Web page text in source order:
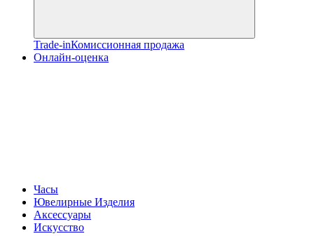
Trade-inКомиссионная продажа
Онлайн-оценка
Часы
Ювелирные Изделия
Аксессуары
Искусство